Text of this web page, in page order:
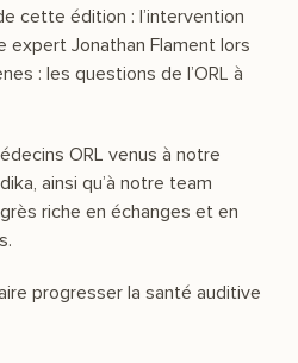
cette édition : l’intervention
Jonathan Flament lors
: les questions de l’ORL à
ORL venus à notre
ainsi qu’à notre team
riche en échanges et en
progresser la santé auditive